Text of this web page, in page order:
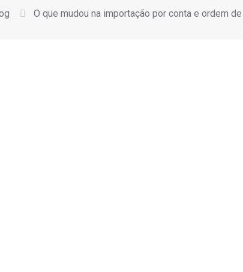
O que mudou na importação por conta e ordem